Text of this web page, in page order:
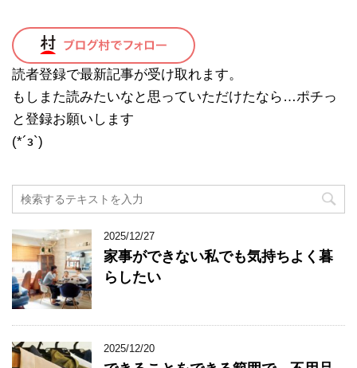
読者登録で最新記事が受け取れます。
もしまた読みたいなと思っていただけたなら…ポチっ
と登録お願いします
(*´з`)
2025/12/27
家事ができない私でも気持ちよく暮
らしたい
2025/12/20